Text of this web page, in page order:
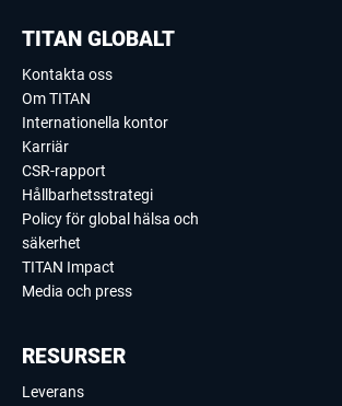
TITAN GLOBALT
Kontakta oss
Om TITAN
Internationella kontor
Karriär
CSR-rapport
Hållbarhetsstrategi
Policy för global hälsa och
säkerhet
TITAN Impact
Media och press
RESURSER
Leverans